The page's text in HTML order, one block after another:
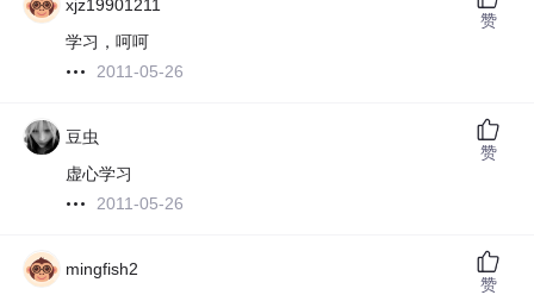
xjz19901211
学习，呵呵
2011-05-26
赞
豆虫
虚心学习
2011-05-26
赞
mingfish2
赞